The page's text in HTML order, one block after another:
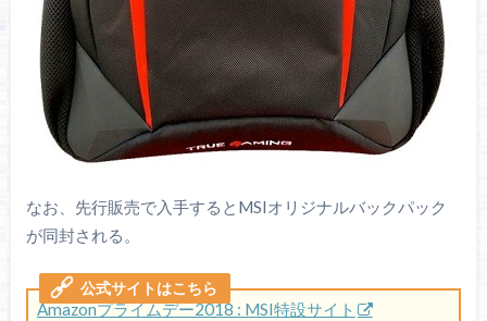
なお、先行販売で入手するとMSIオリジナルバックパック
が同封される。
Amazonプライムデー2018 : MSI特設サイト